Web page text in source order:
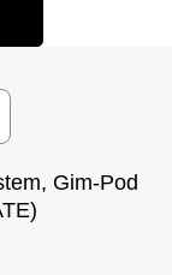
Gim-Pod